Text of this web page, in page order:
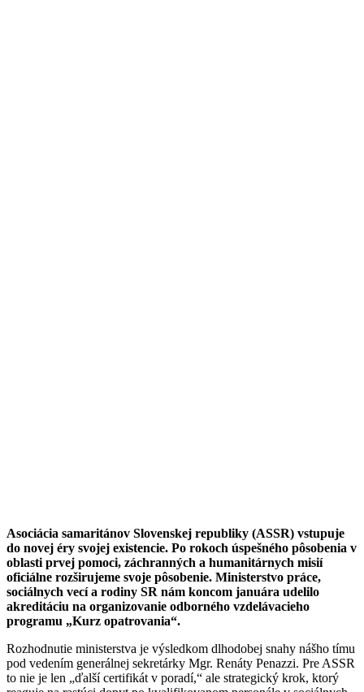
Asociácia samaritánov Slovenskej republiky (ASSR) vstupuje
do novej éry svojej existencie. Po rokoch úspešného pôsobenia v
oblasti prvej pomoci, záchranných a humanitárnych misií
oficiálne rozširujeme svoje pôsobenie. Ministerstvo práce,
sociálnych vecí a rodiny SR nám koncom januára udelilo
akreditáciu na organizovanie odborného vzdelávacieho
programu „Kurz opatrovania“.
Rozhodnutie ministerstva je výsledkom dlhodobej snahy nášho tímu
pod vedením generálnej sekretárky Mgr. Renáty Penazzi. Pre ASSR
to nie je len „ďalší certifikát v poradí,“ ale strategický krok, ktorý